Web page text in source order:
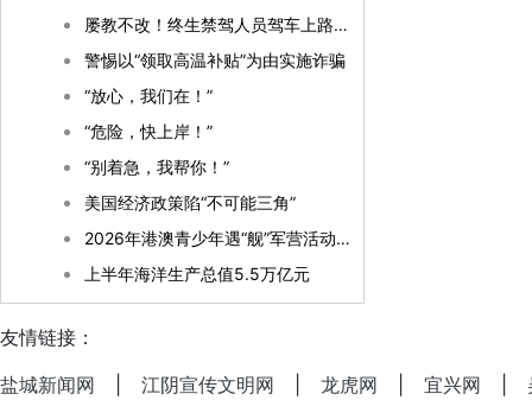
屡教不改！终生禁驾人员驾车上路被依法严惩
警惕以“领取高温补贴”为由实施诈骗
“放心，我们在！”
“危险，快上岸！”
“别着急，我帮你！”
美国经济政策陷“不可能三角”
2026年港澳青少年遇“舰”军营活动（湛江）开营
上半年海洋生产总值5.5万亿元
友情链接：
盐城新闻网
江阴宣传文明网 龙虎网 宜兴网